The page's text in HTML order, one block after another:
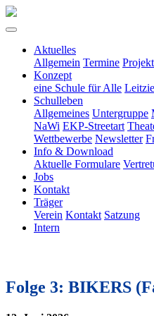
Aktuelles
Allgemein Termine
Konzept
eine Schule für Alle
Schulleben
Allgemeines Untergruppe
NaWi EKP-Streetart
Wettbewerbe Newsletter
Info & Download
Aktuelle Formulare
Jobs
Kontakt
Träger
Verein Kontakt Satzung
Intern
Folge 3: BIKERS